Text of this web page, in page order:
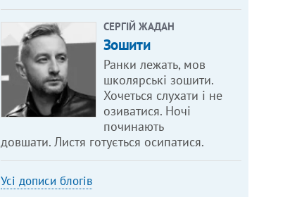
СЕРГІЙ ЖАДАН
Зошити
Ранки лежать, мов
школярські зошити.
Хочеться слухати і не
озиватися. Ночі
починають
довшати. Листя готується осипатися.
Усі дописи блогів